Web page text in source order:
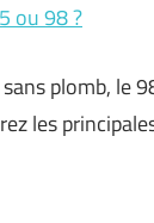
ou 98 ?
plomb, le
les